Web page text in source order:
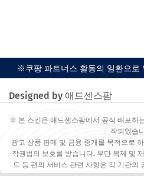
※쿠팡 파트너스 활동의 일환으로
Designed by 애드센스팜
※ 본 스킨은 애드센스팜에서 공식 배포하
작되었습
광고 상품 판매 및 금융 중개를 목적으로
작권법의 보호를 받습니다. 무단 복제 및
드 등 편의 서비스 관련 사항은 각 기관의